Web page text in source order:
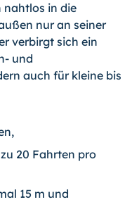
nahtlos in die
nur an seiner
verbirgt sich ein
und
auch für kleine bis
20 Fahrten pro
15 m und